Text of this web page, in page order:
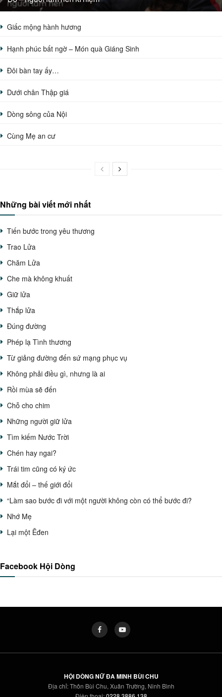
Giấc mộng hành hương
Hạnh phúc bất ngờ – Món quà Giáng Sinh
Đôi bàn tay ấy…
Dưới chân Thập giá
Dòng sông của Nội
Cùng Mẹ an cư
Những bài viết mới nhất
Tiến bước trong yêu thương
Trao Lửa
Chăm Lửa
Che mà không khuất
Giữ lửa
Thắp lửa
Đúng đường
Phép lạ Tình thương
Từ giảng đường đến sứ mạng phục vụ
Không phải điều gì, nhưng là ai
Rồi mùa sẽ đến
Chỗ cho chim
Những người giữ lửa
Tìm kiếm Nước Trời
Chén hay ngai?
Trái tim cũng có ký ức
Mắt đổi – thế giới đổi
“Làm sao bước đi với một người không còn có thể bước đi?
Nhớ Mẹ
Lại một Êđen
Facebook Hội Dòng
HỘI DÒNG NỮ ĐA MINH BÙI CHU
Địa chỉ: Thôn Bùi Chu, Xuân Trường, Ninh Bình